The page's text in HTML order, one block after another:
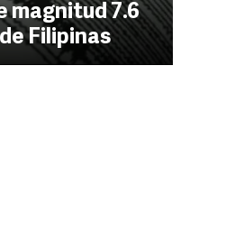
magnitud 7.6
Filipinas